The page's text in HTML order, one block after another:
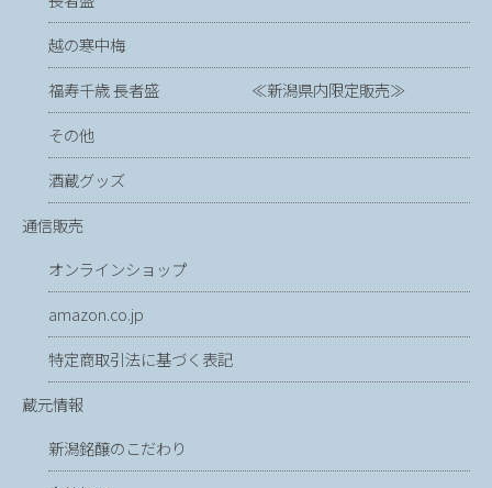
越の寒中梅
福寿千歳 長者盛 ≪新潟県内限定販売≫
その他
酒蔵グッズ
通信販売
オンラインショップ
amazon.co.jp
特定商取引法に基づく表記
蔵元情報
新潟銘醸のこだわり